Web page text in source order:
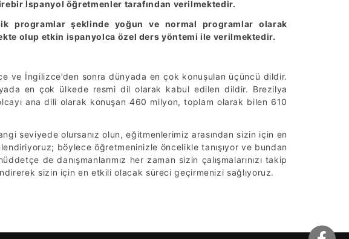
İspanyol öğretmenler tarafından verilmektedir.
programlar şeklinde yoğun ve normal programlar olarak
olup etkin ispanyolca özel ders yöntemi ile verilmektedir.
ve İngilizce’den sonra dünyada en çok konuşulan üçüncü dildir.
en çok ülkede resmi dil olarak kabul edilen dildir. Brezilya
ana dili olarak konuşan 460 milyon, toplam olarak bilen 610
seviyede olursanız olun, eğitmenlerimiz arasından sizin için en
böylece öğretmeninizle öncelikle tanışıyor ve bundan
de danışmanlarımız her zaman sizin çalışmalarınızı takip
sizin için en etkili olacak süreci geçirmenizi sağlıyoruz.